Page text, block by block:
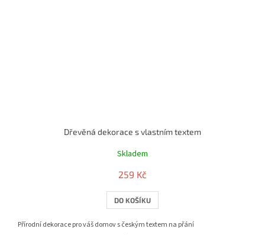
Dřevěná dekorace s vlastním textem
Skladem
259 Kč
DO KOŠÍKU
Přírodní dekorace pro váš domov s českým textem na přání